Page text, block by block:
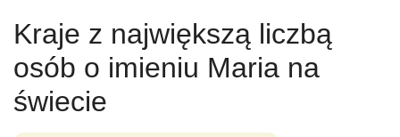
Kraje z największą liczbą
osób o imieniu Maria na
świecie